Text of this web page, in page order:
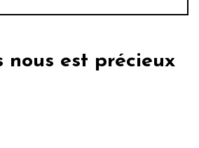
nous est précieux